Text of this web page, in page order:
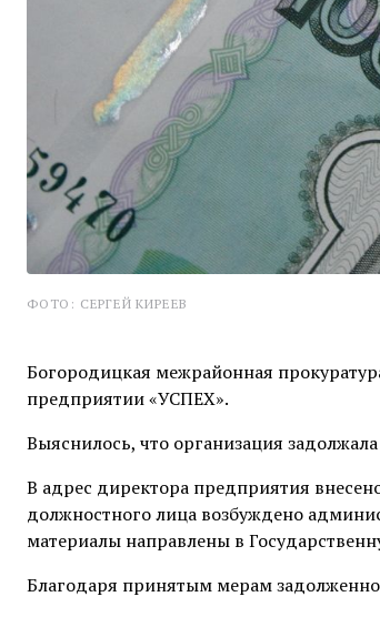
ФОТО: СЕРГЕЙ КИРЕЕВ
Богородицкая межрайонная
предприятии «УСПЕХ».
Выяснилось, что организация
В адрес директора предприятия
должностного лица возбуждено
материалы направлены в
Благодаря принятым мерам